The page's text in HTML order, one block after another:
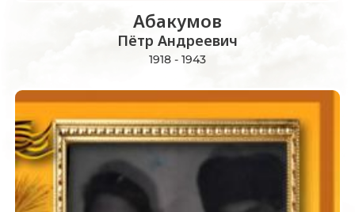
Абакумов
Пётр Андреевич
1918 - 1943